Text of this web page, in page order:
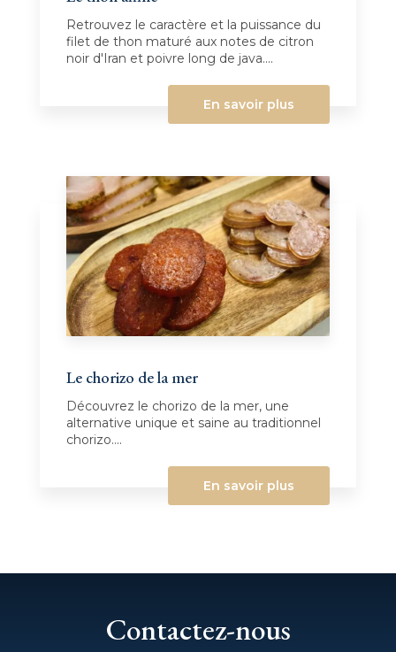
Retrouvez le caractère et la puissance du
filet de thon maturé aux notes de citron
noir d'Iran et poivre long de java....
En savoir plus
Le chorizo de la mer
Découvrez le chorizo de la mer, une
alternative unique et saine au traditionnel
chorizo....
En savoir plus
Contactez-nous